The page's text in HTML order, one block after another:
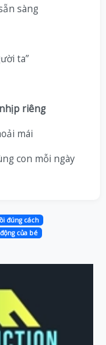
sàng
ta”
riêng
mái
con mỗi ngày
đúng cách
của bé